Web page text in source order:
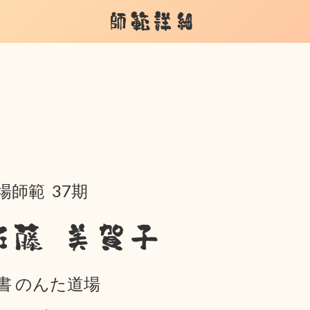
師範詳細
師範 37期
藤 美賀子
のんた道場